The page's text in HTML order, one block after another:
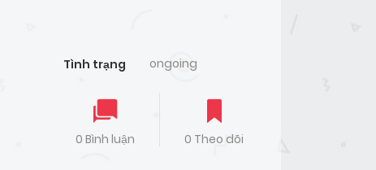
Tình trạng ongoing
0 Bình luận 0 Theo dõi